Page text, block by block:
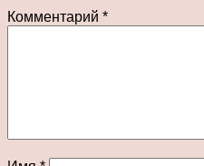
Комментарий *